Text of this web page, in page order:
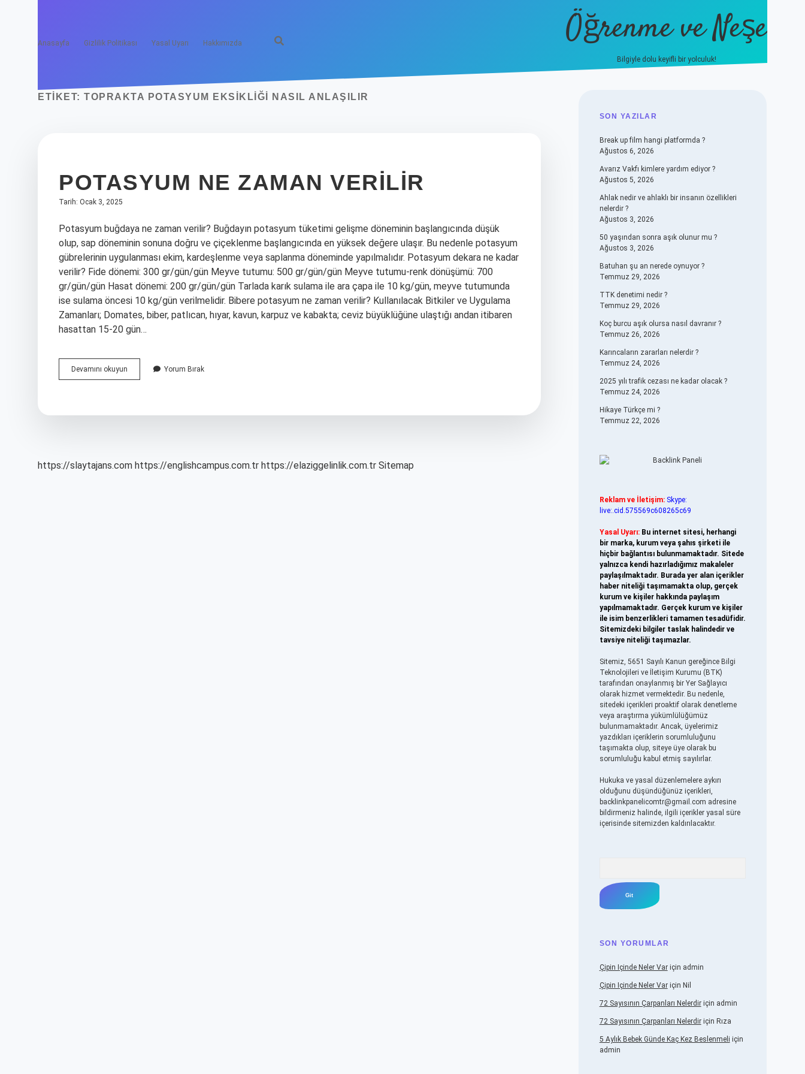
Anasayfa Gizlilik Politikası Yasal Uyarı Hakkımızda Öğrenme ve Neşe
Bilgiyle dolu keyifli bir yolculuk!
ETIKET: TOPRAKTA POTASYUM EKSIKLIĞI NASIL ANLAŞILIR
POTASYUM NE ZAMAN VERILIR
Tarih: Ocak 3, 2025
Potasyum buğdaya ne zaman verilir? Buğdayın potasyum tüketimi gelişme döneminin başlangıcında düşük
olup, sap döneminin sonuna doğru ve çiçeklenme başlangıcında en yüksek değere ulaşır. Bu nedenle potasyum
gübrelerinin uygulanması ekim, kardeşlenme veya saplanma döneminde yapılmalıdır. Potasyum dekara ne kadar
verilir? Fide dönemi: 300 gr/gün/gün Meyve tutumu: 500 gr/gün/gün Meyve tutumu-renk dönüşümü: 700
gr/gün/gün Hasat dönemi: 200 gr/gün/gün Tarlada karık sulama ile ara çapa ile 10 kg/gün, meyve tutumunda
ise sulama öncesi 10 kg/gün verilmelidir. Bibere potasyum ne zaman verilir? Kullanılacak Bitkiler ve Uygulama
Zamanları; Domates, biber, patlıcan, hıyar, kavun, karpuz ve kabakta; ceviz büyüklüğüne ulaştığı andan itibaren
hasattan 15-20 gün…
Devamını okuyun Potasyum
Ne
Yorum Bırak
https://slaytajans.com https://englishcampus.com.tr https://elaziggelinlik.com.tr Sitemap
SIDEBAR
SON YAZILAR
Break up film hangi platformda ?
Ağustos 6, 2026
Avarız Vakfı kimlere yardım ediyor ?
Ağustos 5, 2026
Ahlak nedir ve ahlaklı bir insanın özellikleri
nelerdir ?
Ağustos 3, 2026
50 yaşından sonra aşık olunur mu ?
Ağustos 3, 2026
Batuhan şu an nerede oynuyor ?
Temmuz 29, 2026
TTK denetimi nedir ?
Temmuz 29, 2026
Koç burcu aşık olursa nasıl davranır ?
Temmuz 26, 2026
Karıncaların zararları nelerdir ?
Temmuz 24, 2026
2025 yılı trafik cezası ne kadar olacak ?
Temmuz 24, 2026
Hikaye Türkçe mi ?
Temmuz 22, 2026
Reklam ve İletişim: Skype:
live:.cid.575569c608265c69
Yasal Uyarı: Bu internet sitesi, herhangi
bir marka, kurum veya şahıs şirketi ile
hiçbir bağlantısı bulunmamaktadır. Sitede
yalnızca kendi hazırladığımız makaleler
paylaşılmaktadır. Burada yer alan içerikler
haber niteliği taşımamakta olup, gerçek
kurum ve kişiler hakkında paylaşım
yapılmamaktadır. Gerçek kurum ve kişiler
ile isim benzerlikleri tamamen tesadüfidir.
Sitemizdeki bilgiler taslak halindedir ve
tavsiye niteliği taşımazlar.
Sitemiz, 5651 Sayılı Kanun gereğince Bilgi
Teknolojileri ve İletişim Kurumu (BTK)
tarafından onaylanmış bir Yer Sağlayıcı
olarak hizmet vermektedir. Bu nedenle,
sitedeki içerikleri proaktif olarak denetleme
veya araştırma yükümlülüğümüz
bulunmamaktadır. Ancak, üyelerimiz
yazdıkları içeriklerin sorumluluğunu
taşımakta olup, siteye üye olarak bu
sorumluluğu kabul etmiş sayılırlar.
Hukuka ve yasal düzenlemelere aykırı
olduğunu düşündüğünüz içerikleri,
backlinkpanelicomtr@gmail.com adresine
bildirmeniz halinde, ilgili içerikler yasal süre
içerisinde sitemizden kaldırılacaktır.
SON YORUMLAR
Çipin Içinde Neler Variçin admin
Çipin Içinde Neler Variçin Nil
72 Sayısının Çarpanları Nelerdiriçin admin
72 Sayısının Çarpanları Nelerdiriçin Rıza
5 Aylık Bebek Günde Kaç Kez Beslenmeli için
admin